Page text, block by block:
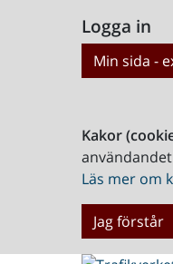
Logga in
Min sida -
Kakor
Läs mer om
Jag förstår